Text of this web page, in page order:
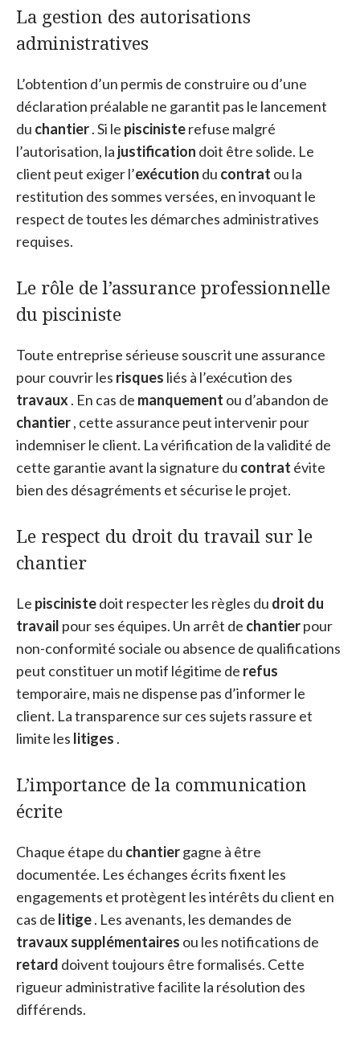
La gestion des autorisations
administratives
L’obtention d’un permis de construire ou d’une
déclaration préalable ne garantit pas le lancement
du chantier. Si le piscinisterefuse malgré
l’autorisation, la justification doit être solide. Le
client peut exiger l’exécution du contrat ou la
restitution des sommes versées, en invoquant le
respect de toutes les démarches administratives
requises.
Le rôle de l’assurance professionnelle
du pisciniste
Toute entreprise sérieuse souscrit une assurance
pour couvrir les risques liés à l’exécution des
travaux . En cas de manquement ou d’abandon de
chantier, cette assurance peut intervenir pour
indemniser le client. La vérification de la validité de
cette garantie avant la signature du contrat évite
bien des désagréments et sécurise le projet.
Le respect du droit du travail sur le
chantier
Le piscinistedoit respecter les règles du droit du
travail pour ses équipes. Un arrêt de chantierpour
non-conformité sociale ou absence de qualifications
peut constituer un motif légitime de refus
temporaire, mais ne dispense pas d’informer le
client. La transparence sur ces sujets rassure et
limite les litiges .
L’importance de la communication
écrite
Chaque étape du chantiergagne à être
documentée. Les échanges écrits fixent les
engagements et protègent les intérêts du client en
cas de litige. Les avenants, les demandes de
travaux supplémentaires ou les notifications de
retard doivent toujours être formalisés. Cette
rigueur administrative facilite la résolution des
différends.